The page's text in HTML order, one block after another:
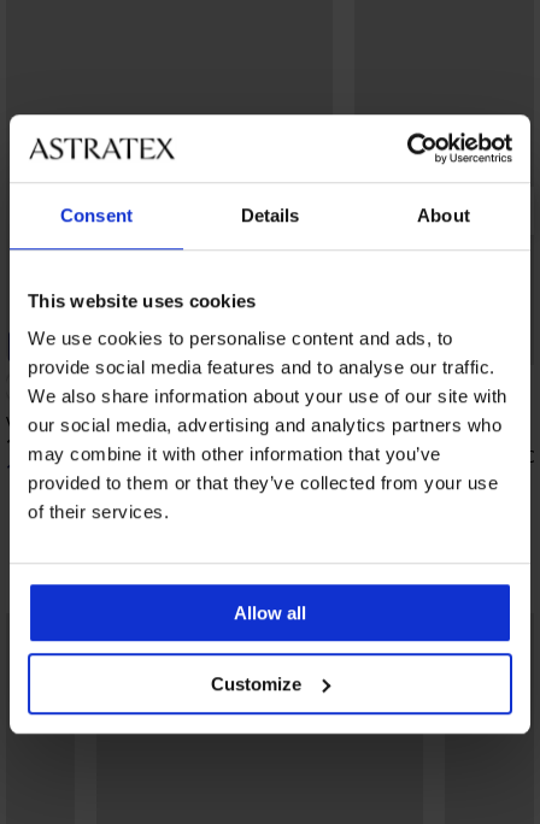
Consent Details About
This website uses cookies
We use cookies to personalise content and ads, to
provide social media features and to analyse our traffic.
We also share information about your use of our site with
our social media, advertising and analytics partners who
may combine it with other information that you’ve
provided to them or that they’ve collected from your use
of their services.
Allow all
Customize
-25% ALL25
Violeta bélelt kisimító melltartó
18 190 Ft
13 650 Ft
-25% ALL25
Maia 4D Soft Control
melltartó
18 190 Ft
Fedezzen fel hasonló darabokat